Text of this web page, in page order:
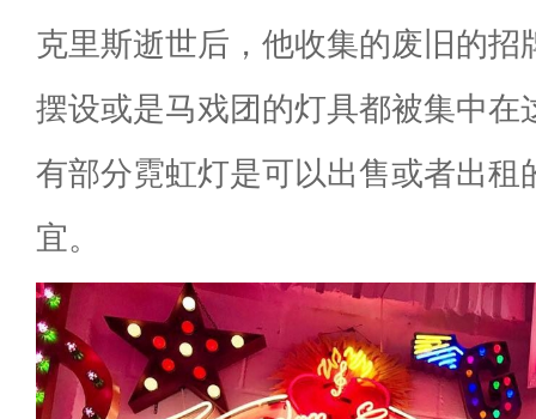
克里斯逝世后，他收集的废旧的招
摆设或是马戏团的灯具都被集中在
有部分霓虹灯是可以出售或者出租
宜。